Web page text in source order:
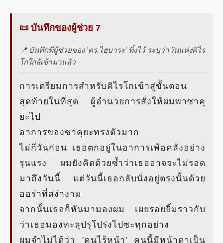
📜 บันทึกของผู้ช่วย 7
📍 บันทึกที่ผู้ช่วยของ 'ดร.ไฮบาระ' ทิ้งไว้ ระบุว่าวันแห่งคิไร
โกใกล้เข้ามาแล้ว
การเตรียมการสำหรับคิไรโกเข้าสู่ขั้นตอน
สุดท้ายในที่สุด ผู้อำนวยการสั่งให้ผมพาซาคุ
ยะไป
อาการของซาคุยะทรงตัวมาก
ไม่กี่วันก่อน เธอตกอยู่ในอาการเพ้อคลั่งอย่าง
รุนแรง ผมยังคิดด้วยซ้ำว่าเธออาจจะไม่รอด
มาถึงวันนี้ แต่วันนี้เธอกลับนั่งอยู่ตรงนั้นด้วย
ออร่าที่สง่างาม
จากนั้นเธอก็หันมามองผม เผยรอยยิ้มราวกับ
ว่าเธอมองทะลุปรุโปร่งไปซะทุกอย่าง
ผมจำไม่ได้ว่า 'คนไร้หน้า' คนนี้มีหน้าตาเป็น